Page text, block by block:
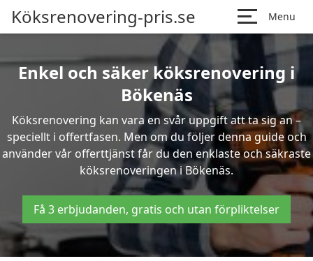
Köksrenovering-pris.se Menu
Enkel och säker köksrenovering i
Bökenäs
Köksrenovering kan vara en svår uppgift att ta sig an –
speciellt i offertfasen. Men om du följer denna guide och
använder vår offerttjänst får du den enklaste och säkraste
köksrenoveringen i Bökenäs.
Få 3 erbjudanden, gratis och utan förpliktelser